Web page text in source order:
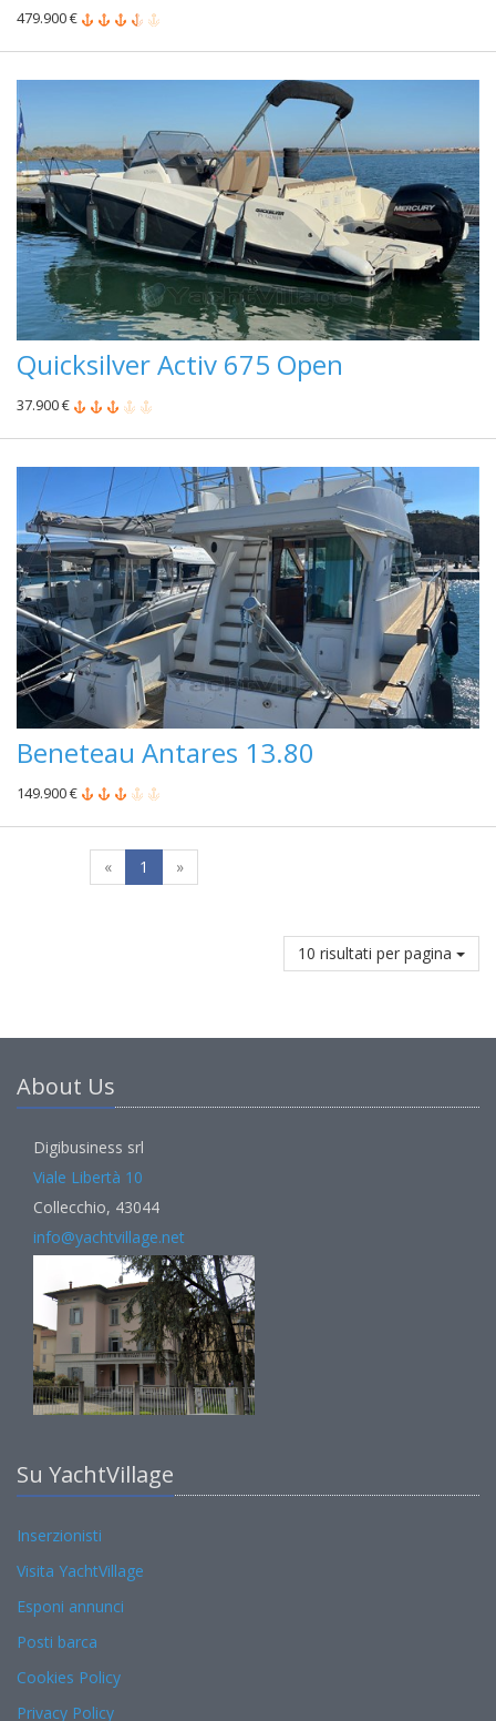
479.900 €
Quicksilver Activ 675 Open
37.900 €
Beneteau Antares 13.80
149.900 €
« 1 »
10 risultati per pagina
About Us
Digibusiness srl
Viale Libertà 10
Collecchio, 43044
info@yachtvillage.net
Su YachtVillage
Inserzionisti
Visita YachtVillage
Esponi annunci
Posti barca
Cookies Policy
Privacy Policy